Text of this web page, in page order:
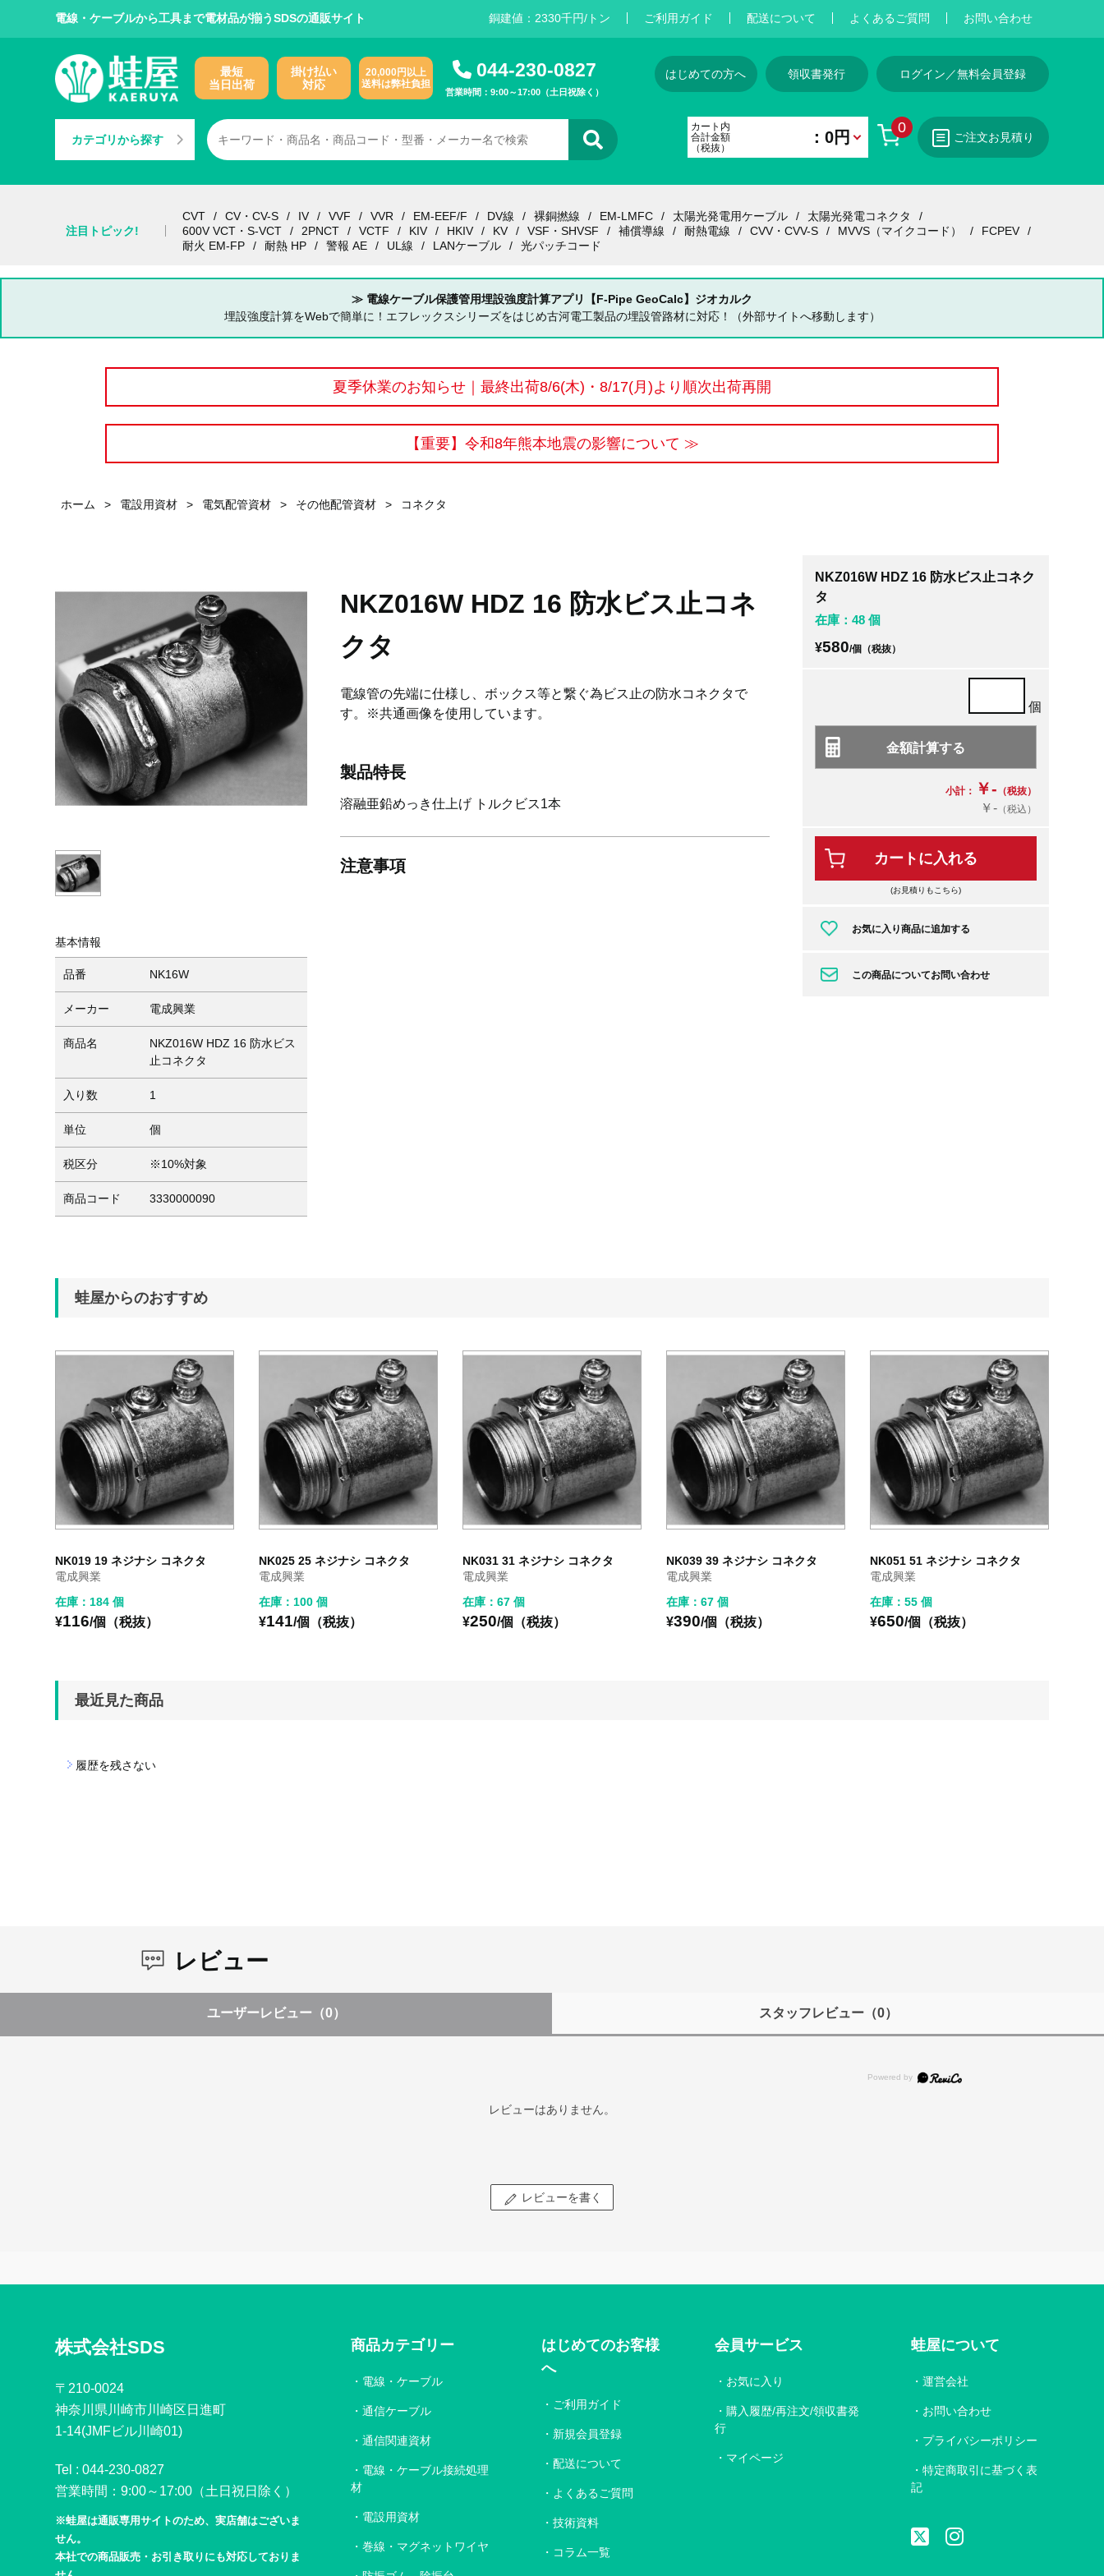
電線・ケーブルから工具まで電材品が揃うSDSの通販サイト 銅建値： 2330千円/トン ご利用ガイド 配送について よくあるご質問 お問い合わせ
最短
当日出荷
掛け払い
対応
20,000円以上
送料は弊社負担
044-230-0827
営業時間：9:00～17:00（土日祝除く）
カテゴリから探す
はじめての方へ 領収書発行 ログイン／無料会員登録
0
カート内
合計金額
（税抜）
：0円 ご注文お見積り
注目トピック!
CVT CV・CV-S IV VVF VVR EM-EEF/F DV線 裸銅撚線 EM-LMFC 太陽光発電用ケーブル
太陽光発電コネクタ
600V VCT・S-VCT
2PNCT VCTF KIV HKIV KV VSF・SHVSF 補償導線 耐熱電線 CVV・CVV-S MVVS（マイクコード）
FCPEV
耐火 EM-FP
耐熱 HP 警報 AE UL線 LANケーブル 光パッチコード
≫ 電線ケーブル保護管用埋設強度計算アプリ【F-Pipe GeoCalc】ジオカルク
埋設強度計算をWebで簡単に！エフレックスシリーズをはじめ古河電工製品の埋設管路材に対応！（外部サイトへ移動します）
夏季休業のお知らせ｜最終出荷8/6(木)・8/17(月)より順次出荷再開
【重要】令和8年熊本地震の影響について ≫
ホーム > 電設用資材 > 電気配管資材 > その他配管資材 > コネクタ
基本情報
品番 NK16W
メーカー 電成興業
商品名
NKZ016W HDZ 16 防水ビス
止コネクタ
入り数 1
単位 個
税区分 ※10%対象
商品コード 3330000090
NKZ016W HDZ 16 防水ビス止コネ
クタ
電線管の先端に仕様し、ボックス等と繋ぐ為ビス止の防水コネクタで
す。※共通画像を使用しています。
製品特長
溶融亜鉛めっき仕上げ トルクビス1本
注意事項
NKZ016W HDZ 16 防水ビス止コネク
タ
在庫：48 個
¥580/個（税抜）
個
小計： ￥- （税抜）
￥-（税込）
カートに入れる
(お見積りもこちら)
お気に入り商品に追加する
この商品についてお問い合わせ
蛙屋からのおすすめ
NK019 19 ネジナシ コネクタ
電成興業
在庫：184 個
¥116/個（税抜）
NK025 25 ネジナシ コネクタ
電成興業
在庫：100 個
¥141/個（税抜）
NK031 31 ネジナシ コネクタ
電成興業
在庫：67 個
¥250/個（税抜）
NK039 39 ネジナシ コネクタ
電成興業
在庫：67 個
¥390/個（税抜）
NK051 51 ネジナシ コネクタ
電成興業
在庫：55 個
¥650/個（税抜）
最近見た商品
履歴を残さない
レビュー
ユーザーレビュー （0） スタッフレビュー（0）
レビューはありません。
レビューを書く
株式会社SDS
〒210-0024
神奈川県川崎市川崎区日進町
1-14(JMFビル川崎01)
Tel :044-230-0827
営業時間：9:00～17:00（土日祝日除く）
※蛙屋は通販専用サイトのため、実店舗はございま
せん。
本社での商品販売・お引き取りにも対応しておりま
商品カテゴリー
電線・ケーブル
通信ケーブル
通信関連資材
電線・ケーブル接続処理
材
電設用資材
巻線・マグネットワイヤ
はじめてのお客様
へ
ご利用ガイド
新規会員登録
配送について
よくあるご質問
技術資料
コラム一覧
会員サービス
お気に入り
購入履歴/再注文/領収書発
行
マイページ
蛙屋について
運営会社
お問い合わせ
プライバシーポリシー
特定商取引に基づく表
記